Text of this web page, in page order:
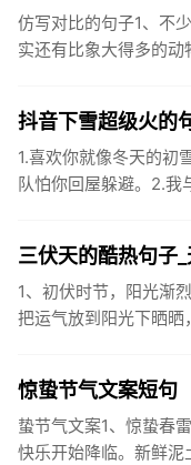
仿写对比的句子1、不
实还有比象大得多的动
抖音下雪超级火的
1.喜欢你就像冬天的初
队怕你回屋躲避。2.我
三伏天的酷热句子
1、初伏时节，阳光渐
把运气放到阳光下晒晒
惊蛰节气文案短句
蛰节气文案1、惊蛰春
快乐开始降临。新鲜